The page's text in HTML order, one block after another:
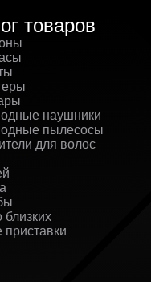
товаров
наушники
пылесосы
для волос
близких